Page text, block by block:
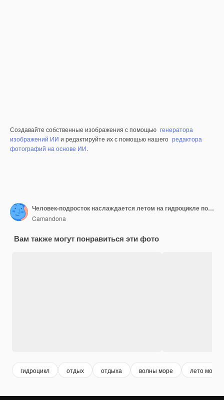
Создавайте собственные изображения с помощью генератора
изображений ИИ и редактируйте их с помощью нашего редактора
фотографий на основе ИИ.
Человек-подросток наслаждается летом на гидроцикле посреди моря, весело гоняясь в одиночестве и изолированном.
Camandona
Вам также могут понравиться эти фото
гидроцикл отдых отдыха волны море лето море